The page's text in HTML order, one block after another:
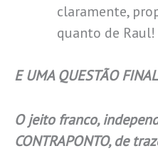
claramente,
quanto de Raul!
E UMA QUESTÃO
O jeito franco,
CONTRAPONTO, de